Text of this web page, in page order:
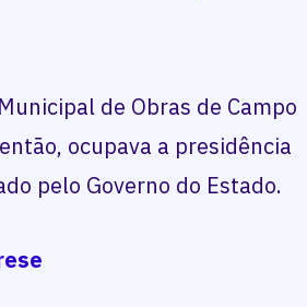
de Obras de Campo
ocupava a presidência
pelo Governo do Estado.